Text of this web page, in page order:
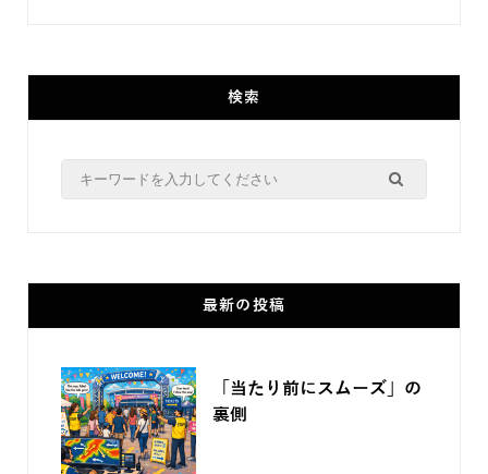
検索
Search
for:
最新の投稿
「当たり前にスムーズ」の
裏側